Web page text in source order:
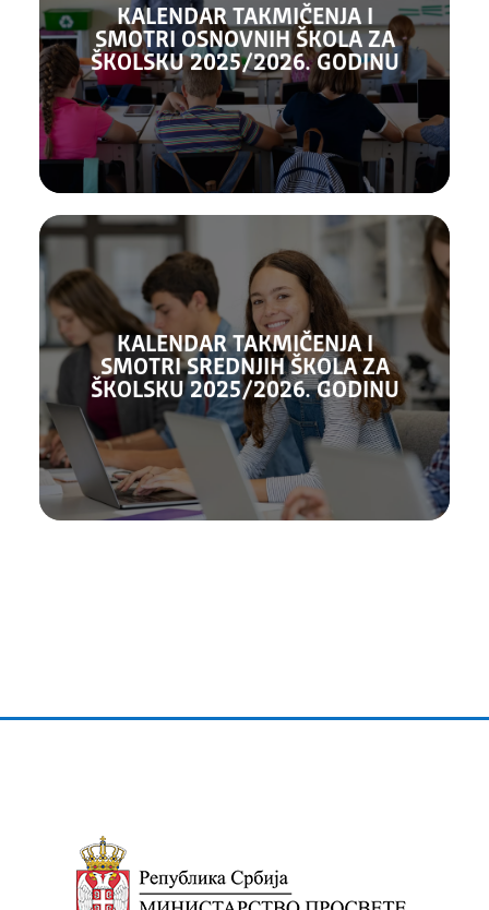
KALENDAR TAKMIČENJA I
SMOTRI OSNOVNIH ŠKOLA ZA
ŠKOLSKU 2025/2026. GODINU
Preuzmi kalendar
KALENDAR TAKMIČENJA I
SMOTRI SREDNJIH ŠKOLA ZA
ŠKOLSKU 2025/2026. GODINU
Preuzmi kalendar